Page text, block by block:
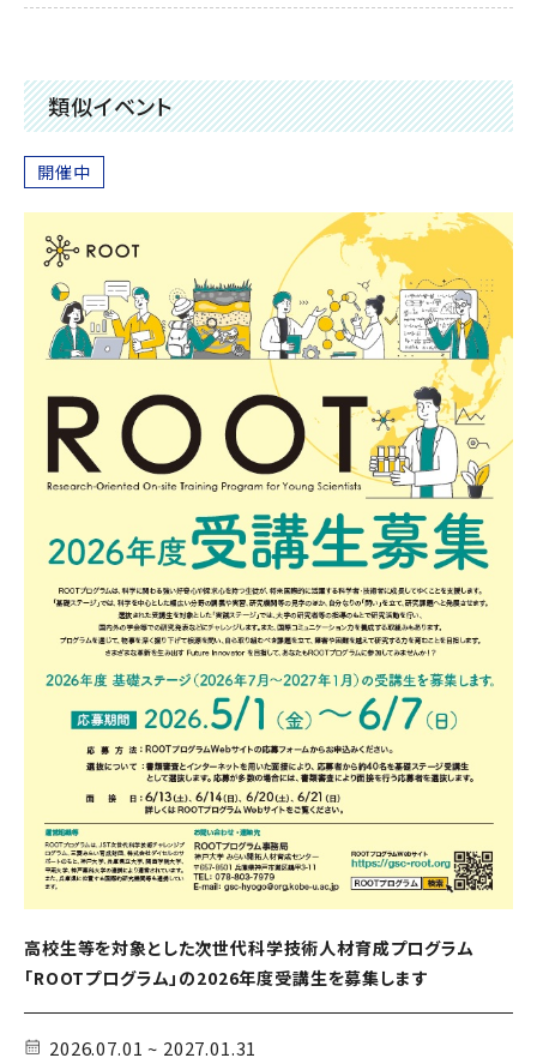
類似イベント
開催中
高校生等を対象とした次世代科学技術人材育成プログラム
「ROOTプログラム」の2026年度受講生を募集します
2026.07.01 ~ 2027.01.31